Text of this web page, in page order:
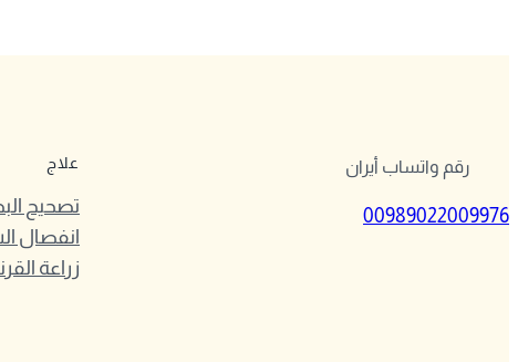
رقم واتساب أيران
00989022009976
علاج
تصحيح
انفصال
زراعة